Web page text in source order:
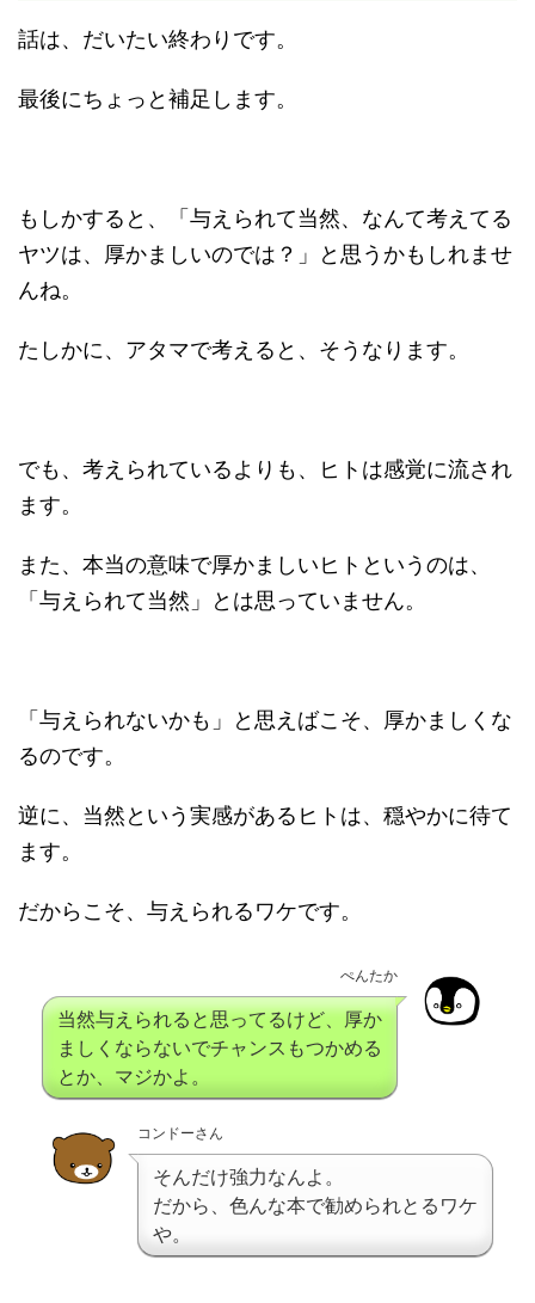
話は、だいたい終わりです。
最後にちょっと補足します。
もしかすると、「与えられて当然、なんて考えてる
ヤツは、厚かましいのでは？」と思うかもしれませ
んね。
たしかに、アタマで考えると、そうなります。
でも、考えられているよりも、ヒトは感覚に流され
ます。
また、本当の意味で厚かましいヒトというのは、
「与えられて当然」とは思っていません。
「与えられないかも」と思えばこそ、厚かましくな
るのです。
逆に、当然という実感があるヒトは、穏やかに待て
ます。
だからこそ、与えられるワケです。
ぺんたか
当然与えられると思ってるけど、厚か
ましくならないでチャンスもつかめる
とか、マジかよ。
コンドーさん
そんだけ強力なんよ。
だから、色んな本で勧められとるワケ
や。